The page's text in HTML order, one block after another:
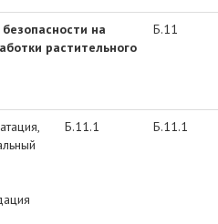
на
растительного
Б.11
Б.11.1 Б.11.1